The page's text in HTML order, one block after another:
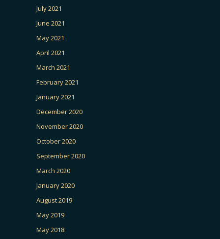
July 2021
June 2021
May 2021
April 2021
March 2021
February 2021
January 2021
December 2020
November 2020
October 2020
September 2020
March 2020
January 2020
August 2019
May 2019
May 2018